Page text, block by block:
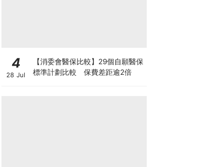
4
28 Jul
【消委會醫保比較】29個自願醫保
標準計劃比較 保費差距逾2倍